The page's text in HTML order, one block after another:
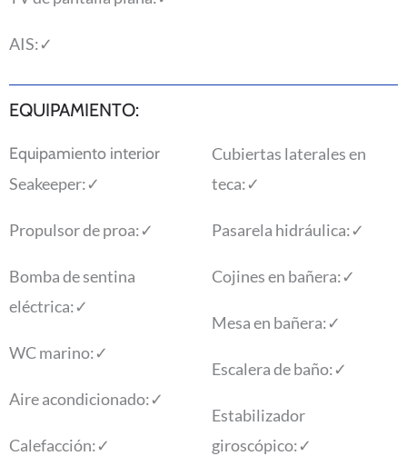
AIS:✓
EQUIPAMIENTO:
Equipamiento interior
Seakeeper:✓
Propulsor de proa:✓
Bomba de sentina
eléctrica:✓
WC marino:✓
Aire acondicionado:✓
Calefacción:✓
Cubiertas laterales en
teca:✓
Pasarela hidráulica:✓
Cojines en bañera:✓
Mesa en bañera:✓
Escalera de baño:✓
Estabilizador
giroscópico:✓